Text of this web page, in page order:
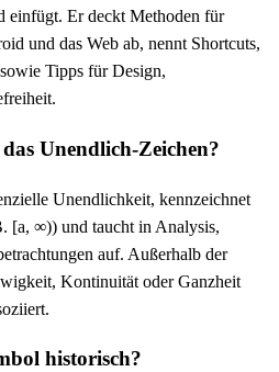
einfügt. Er deckt Methoden für
und das Web ab, nennt Shortcuts,
Tipps für Design,
Unendlich-Zeichen?
Unendlichkeit, kennzeichnet
[a, ∞)) und taucht in Analysis,
auf. Außerhalb der
Kontinuität oder Ganzheit
historisch?